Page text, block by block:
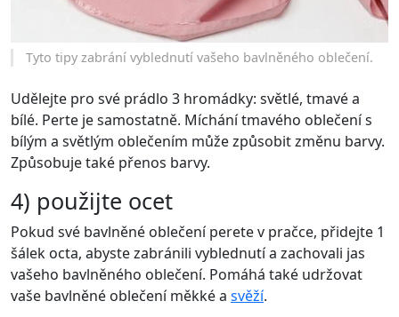
Tyto tipy zabrání vyblednutí vašeho bavlněného oblečení.
Udělejte pro své prádlo 3 hromádky: světlé, tmavé a
bílé. Perte je samostatně. Míchání tmavého oblečení s
bílým a světlým oblečením může způsobit změnu barvy.
Způsobuje také přenos barvy.
4) použijte ocet
Pokud své bavlněné oblečení perete v pračce, přidejte 1
šálek octa, abyste zabránili vyblednutí a zachovali jas
vašeho bavlněného oblečení. Pomáhá také udržovat
vaše bavlněné oblečení měkké a svěží.